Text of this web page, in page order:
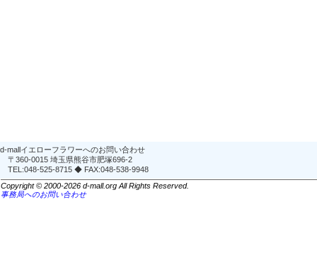
d-mallイエローフラワーへのお問い合わせ
〒360-0015 埼玉県熊谷市肥塚696-2
TEL:048-525-8715 ◆ FAX:048-538-9948
Copyright © 2000-2026 d-mall.org All Rights Reserved.
事務局へのお問い合わせ